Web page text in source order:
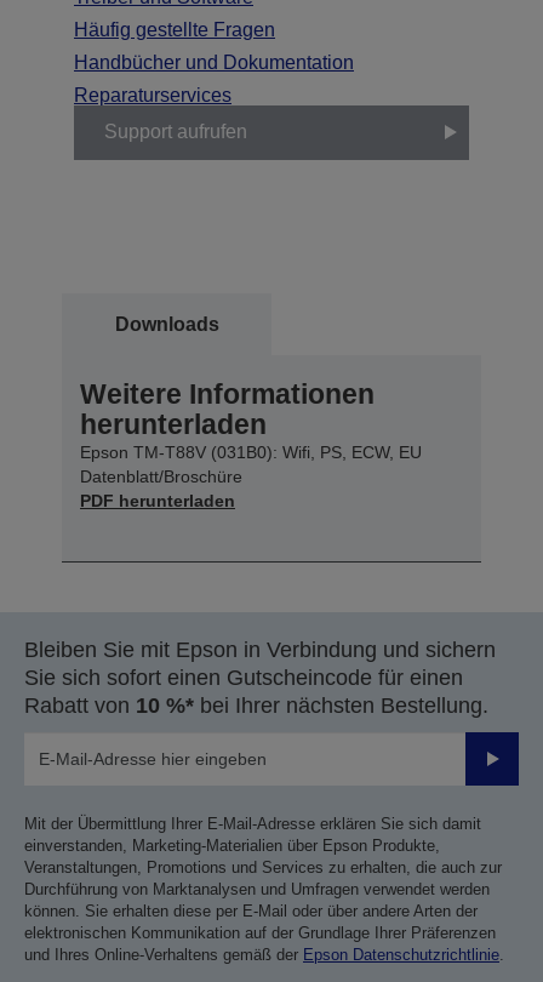
Häufig gestellte Fragen
Handbücher und Dokumentation
Reparaturservices
Support aufrufen
Downloads
Weitere Informationen
herunterladen
Epson TM-T88V (031B0): Wifi, PS, ECW, EU
Datenblatt/Broschüre
PDF herunterladen
Bleiben Sie mit Epson in Verbindung und sichern
Sie sich sofort einen Gutscheincode für einen
Rabatt von 10 %* bei Ihrer nächsten Bestellung.
Mit der Übermittlung Ihrer E-Mail-Adresse erklären Sie sich damit
einverstanden, Marketing-Materialien über Epson Produkte,
Veranstaltungen, Promotions und Services zu erhalten, die auch zur
Durchführung von Marktanalysen und Umfragen verwendet werden
können. Sie erhalten diese per E-Mail oder über andere Arten der
elektronischen Kommunikation auf der Grundlage Ihrer Präferenzen
und Ihres Online-Verhaltens gemäß der Epson Datenschutzrichtlinie